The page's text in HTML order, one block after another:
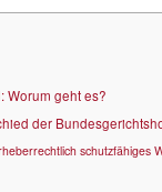
Worum geht es?
der
schutzfähiges